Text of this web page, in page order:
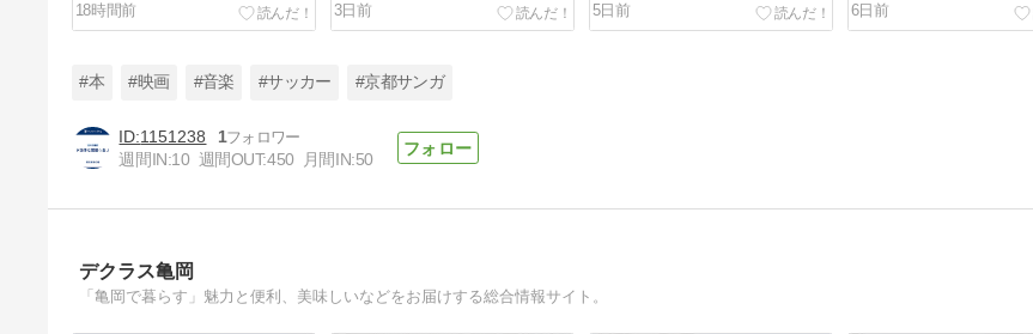
18時間前
3日前
5日前 6日前
#本 #映画 #音楽 #サッカー #京都サンガ
1151238
1
週間IN:10 週間OUT:450 月間IN:50
デクラス亀岡
「亀岡で暮らす」魅力と便利、美味しいなどをお届けする総合情報サイト。